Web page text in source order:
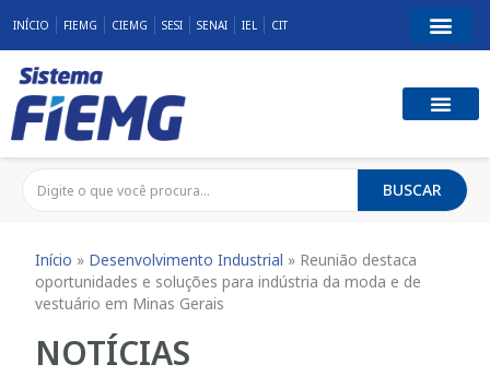
INÍCIO FIEMG CIEMG SESI SENAI IEL CIT
BUSCAR
Início » Desenvolvimento Industrial » Reunião destaca
oportunidades e soluções para indústria da moda e de
vestuário em Minas Gerais
NOTÍCIAS